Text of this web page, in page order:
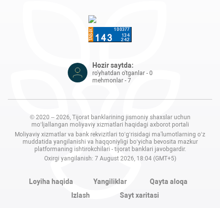
Hozir saytda:
ro'yhatdan o'tganlar - 0
mehmonlar - 7
© 2020 – 2026, Tijorat banklarining jismoniy shaxslar uchun
mo‘ljallangan moliyaviy xizmatlari haqidagi axborot portali
Moliyaviy xizmatlar va bank rekvizitlari to‘g‘risidagi ma'lumotlarning o‘z
muddatida yangilanishi va haqqoniyligi bo‘yicha bevosita mazkur
platformaning ishtirokchilari - tijorat banklari javobgardir.
Oxirgi yangilanish: 7 August 2026, 18:04 (GMT+5)
Loyiha haqida Yangiliklar
Qayta aloqa
Izlash
Sayt xaritasi